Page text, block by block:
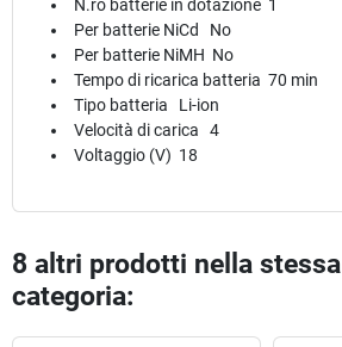
N.ro batterie in dotazione 1
Per batterie NiCd No
Per batterie NiMH No
Tempo di ricarica batteria 70 min
Tipo batteria Li-ion
Velocità di carica 4
Voltaggio (V) 18
8 altri prodotti nella stessa
categoria: